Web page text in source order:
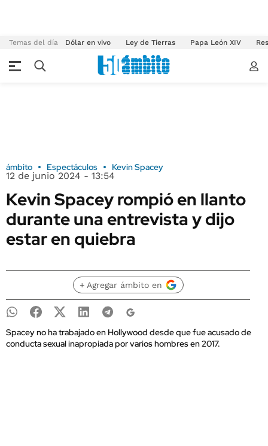
Temas del día Dólar en vivo Ley de Tierras Papa León XIV
ámbito Espectáculos Kevin Spacey
12 de junio 2024 - 13:54
Kevin Spacey rompió en llanto
durante una entrevista y dijo
estar en quiebra
+ Agregar ámbito en
Spacey no ha trabajado en Hollywood desde que fue acusado de
conducta sexual inapropiada por varios hombres en 2017.